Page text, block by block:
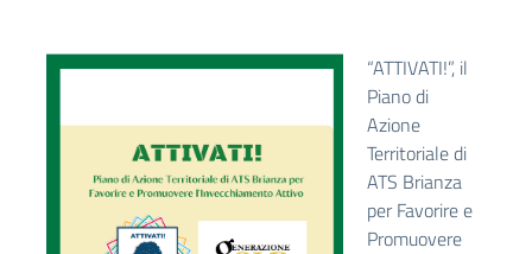
“ATTIVATI!”, il
Piano di
Azione
Territoriale di
ATS Brianza
per Favorire e
Promuovere